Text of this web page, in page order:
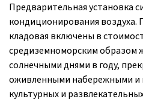
Предварительная установка
кондиционирования воздуха.
кладовая включены в
средиземноморским образом
солнечными днями в году,
оживленными набережными и
культурных и